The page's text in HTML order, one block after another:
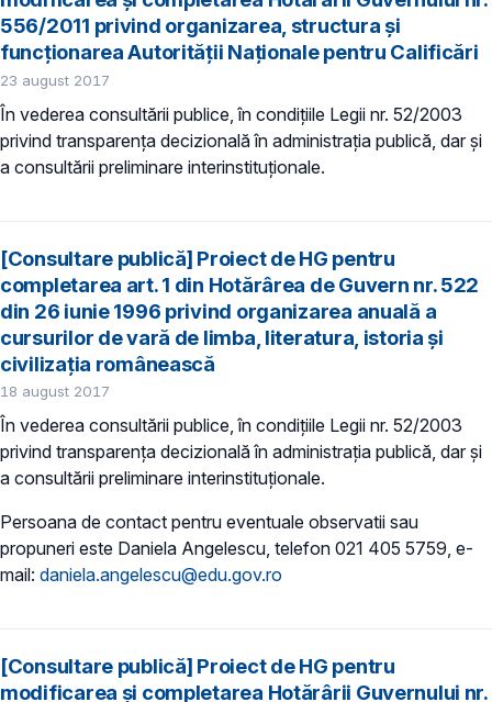
556/2011 privind organizarea, structura şi
funcţionarea Autorităţii Naţionale pentru Calificări
23 august 2017
În vederea consultării publice, în condițiile Legii nr. 52/2003
privind transparența decizională în administrația publică, dar și
a consultării preliminare interinstituționale.
[Consultare publică] Proiect de HG pentru
completarea art. 1 din Hotărârea de Guvern nr. 522
din 26 iunie 1996 privind organizarea anuală a
cursurilor de vară de limba, literatura, istoria și
civilizația românească
18 august 2017
În vederea consultării publice, în condițiile Legii nr. 52/2003
privind transparența decizională în administrația publică, dar și
a consultării preliminare interinstituționale.
Persoana de contact pentru eventuale observatii sau
propuneri este Daniela Angelescu, telefon 021 405 5759, e-
mail: daniela.angelescu@edu.gov.ro
[Consultare publică] Proiect de HG pentru
modificarea şi completarea Hotărârii Guvernului nr.